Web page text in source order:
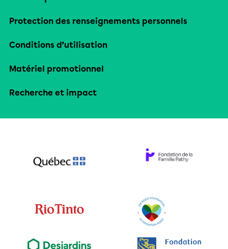
Protection des renseignements personnels
Conditions d’utilisation
Matériel promotionnel
Recherche et impact